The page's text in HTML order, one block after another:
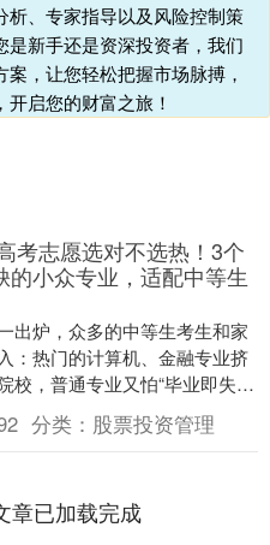
、专家指导以及风险控制策
新手还是资深投资者，我们
，让您轻松把握市场脉搏，
启您的财富之旅！
考志愿选对不选热！3个
的小众专业，适配中等生
出炉，众多的中等生考生和家
：热门的计算机、金融专业挤
校，普通专业又怕“毕业即失
状态。不少家庭抱着硬冲热门专
却忽....
分类： 股票投资管理
章已加载完成